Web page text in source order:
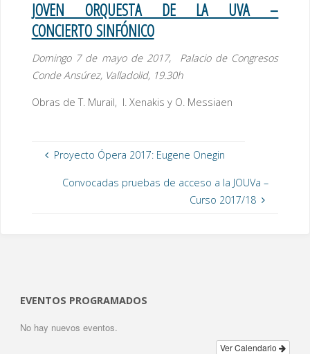
JOVEN ORQUESTA DE LA UVA –
CONCIERTO SINFÓNICO
Domingo 7 de mayo de 2017, Palacio de Congresos
Conde Ansúrez, Valladolid, 19.30h
Obras de T. Murail, I. Xenakis y O. Messiaen
Proyecto Ópera 2017: Eugene Onegin
Convocadas pruebas de acceso a la JOUVa –
Curso 2017/18
EVENTOS PROGRAMADOS
No hay nuevos eventos.
Ver Calendario